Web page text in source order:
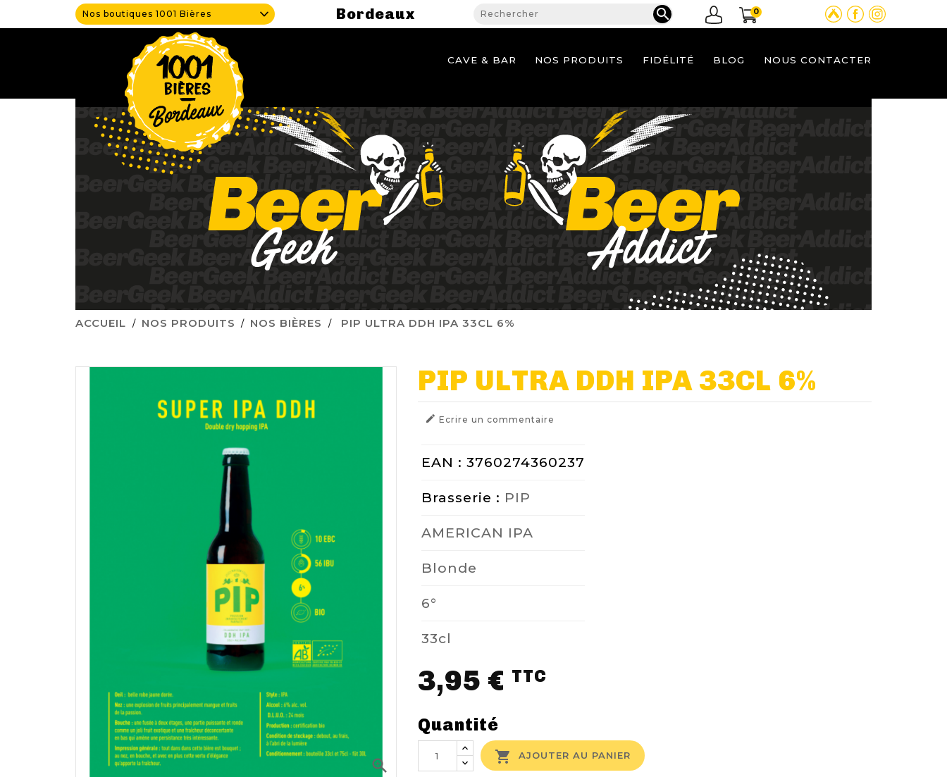
Nos boutiques 1001 Bières Bordeaux  0
CAVE & BAR NOS PRODUITS FIDÉLITÉ BLOG NOUS CONTACTER
ACCUEIL NOS PRODUITS NOS BIÈRES PIP ULTRA DDH IPA 33CL 6%

PIP ULTRA DDH IPA 33CL 6%
 Ecrire un commentaire
EAN : 3760274360237
Brasserie : PIP
AMERICAN IPA
Blonde
6°
33cl
3,95 € TTC
Quantité
 AJOUTER AU PANIER